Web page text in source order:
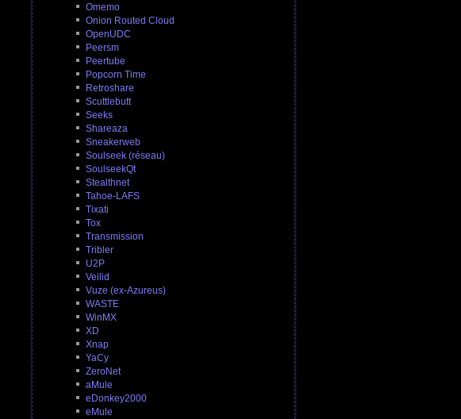
Omemo
Onion Routed Cloud
OpenUDC
Peersm
Peertube
Popcorn Time
Retroshare
Scuttlebutt
Seeks
Shareaza
Sneakerweb
Soulseek (réseau)
SoulseekQt
Stealthnet
Tahoe-LAFS
Tixati
Tox
Transmission
Tribler
U2P
Veilid
Vuze (ex-Azureus)
WASTE
WinMX
XD
Xnap
YaCy
ZeroNet
aMule
eDonkey2000
eMule